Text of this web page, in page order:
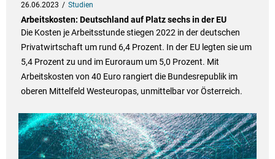
26.06.2023 Studien
Arbeitskosten: Deutschland auf Platz sechs in der EU
Die Kosten je Arbeitsstunde stiegen 2022 in der deutschen
Privatwirtschaft um rund 6,4 Prozent. In der EU legten sie um
5,4 Prozent zu und im Euroraum um 5,0 Prozent. Mit
Arbeitskosten von 40 Euro rangiert die Bundesrepublik im
oberen Mittelfeld Westeuropas, unmittelbar vor Österreich.